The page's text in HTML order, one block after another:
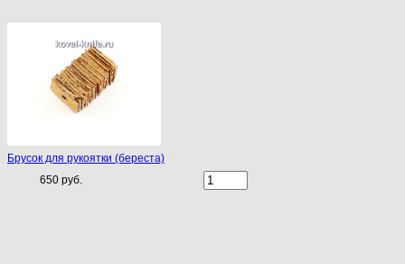
Брусок для рукоятки (береста)
650 руб.